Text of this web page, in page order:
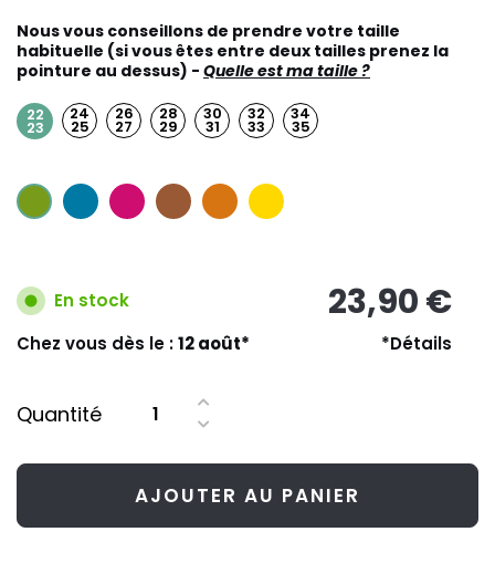
Nous vous conseillons de prendre votre taille
habituelle (si vous êtes entre deux tailles prenez la
pointure au dessus) - Quelle est ma taille ?
22
23
24
25
26
27
28
29
30
31
32
33
34
35
En stock 23,90 €
Chez vous dès le :12 août* *Détails
Quantité
AJOUTER AU PANIER